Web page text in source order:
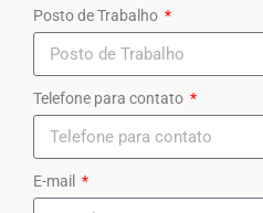
Posto de Trabalho
Telefone para contato
E-mail